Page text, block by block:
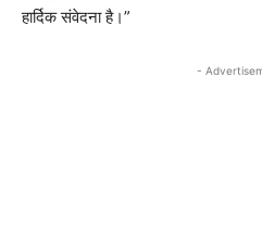
हार्दिक संवेदना है।”
-